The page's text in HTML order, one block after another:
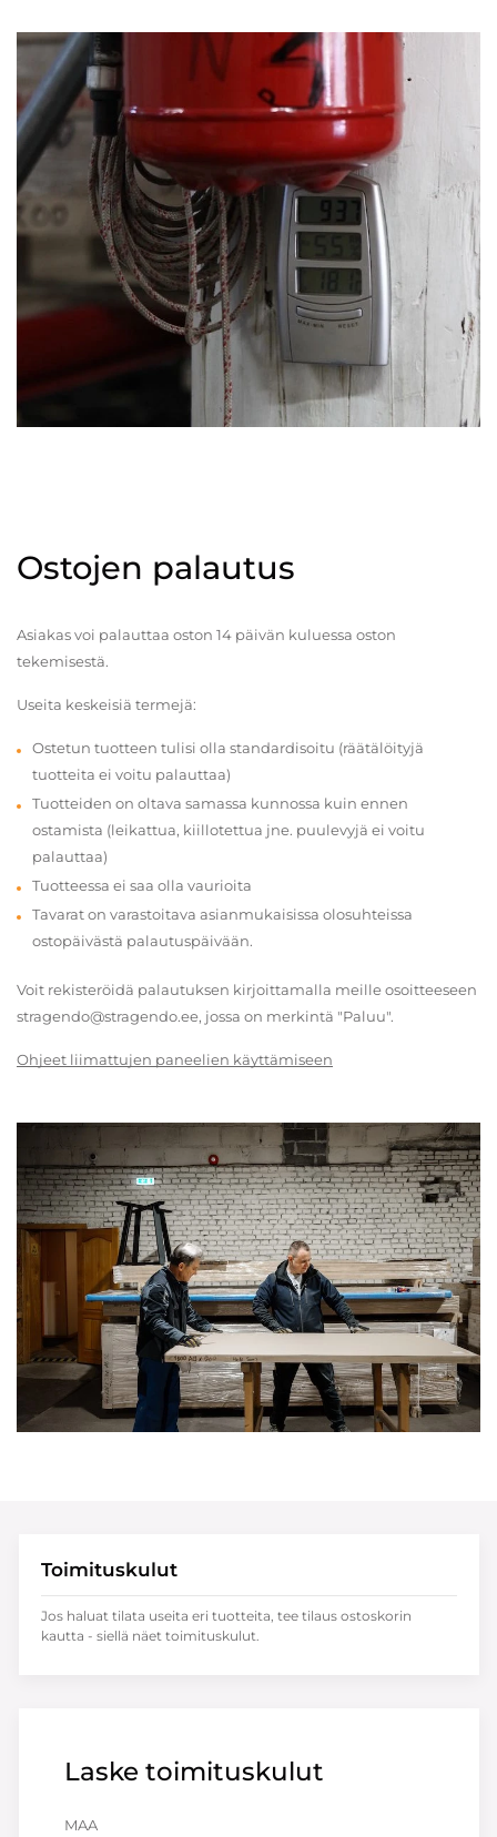
Ostojen palautus
Asiakas voi palauttaa oston 14 päivän kuluessa oston
tekemisestä.
Useita keskeisiä termejä:
Ostetun tuotteen tulisi olla standardisoitu (räätälöityjä
tuotteita ei voitu palauttaa)
Tuotteiden on oltava samassa kunnossa kuin ennen
ostamista (leikattua, kiillotettua jne. puulevyjä ei voitu
palauttaa)
Tuotteessa ei saa olla vaurioita
Tavarat on varastoitava asianmukaisissa olosuhteissa
ostopäivästä palautuspäivään.
Voit rekisteröidä palautuksen kirjoittamalla meille osoitteeseen
stragendo@stragendo.ee, jossa on merkintä "Paluu".
Ohjeet liimattujen paneelien käyttämiseen
Laske toimituskulut
MAA
Toimituskulut
Jos haluat tilata useita eri tuotteita, tee tilaus ostoskorin
kautta - siellä näet toimituskulut.